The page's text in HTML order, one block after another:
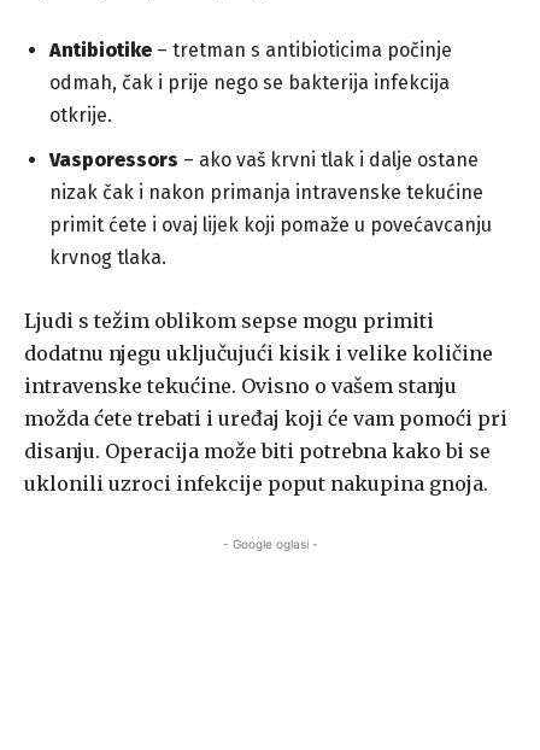
Antibiotike – tretman s antibioticima počinje
odmah, čak i prije nego se bakterija infekcija
otkrije.
Vasporessors – ako vaš krvni tlak i dalje ostane
nizak čak i nakon primanja intravenske tekućine
primit ćete i ovaj lijek koji pomaže u povećavcanju
krvnog tlaka.
Ljudi s težim oblikom sepse mogu primiti
dodatnu njegu uključujući kisik i velike količine
intravenske tekućine. Ovisno o vašem stanju
možda ćete trebati i uređaj koji će vam pomoći pri
disanju. Operacija može biti potrebna kako bi se
uklonili uzroci infekcije poput nakupina gnoja.
- Google oglasi -